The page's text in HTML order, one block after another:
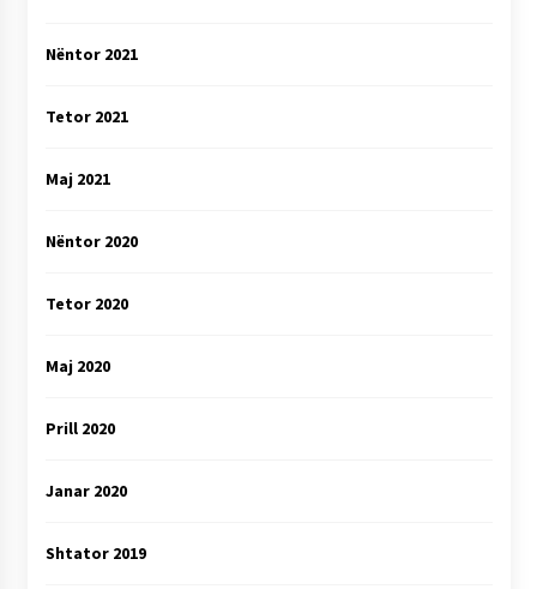
Nëntor 2021
Tetor 2021
Maj 2021
Nëntor 2020
Tetor 2020
Maj 2020
Prill 2020
Janar 2020
Shtator 2019